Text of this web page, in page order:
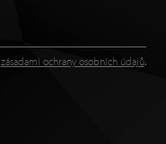
zásadami ochrany osobních údajů.